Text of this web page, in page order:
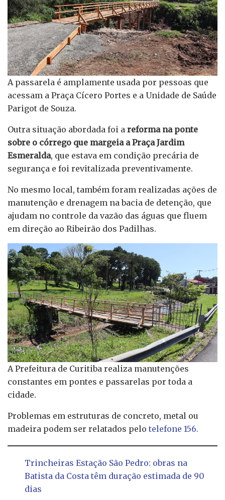
A passarela é amplamente usada por pessoas que
acessam a Praça Cícero Portes e a Unidade de Saúde
Parigot de Souza.
Outra situação abordada foi a reforma na ponte
sobre o córrego que margeia a Praça Jardim
Esmeralda, que estava em condição precária de
segurança e foi revitalizada preventivamente.
No mesmo local, também foram realizadas ações de
manutenção e drenagem na bacia de detenção, que
ajudam no controle da vazão das águas que fluem
em direção ao Ribeirão dos Padilhas.
A Prefeitura de Curitiba realiza manutenções
constantes em pontes e passarelas por toda a
cidade.
Problemas em estruturas de concreto, metal ou
madeira podem ser relatados pelo telefone 156.
Trincheiras Estação São Pedro: obras na
Batista da Costa têm duração estimada de 90
dias